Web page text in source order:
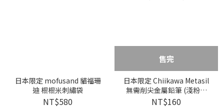
日本限定 mofusand 貓福珊
迪 榻榻米刺繡袋
NT$580
售完
日本限定 Chiikawa Metasil
無需削尖金屬鉛筆 (淺粉紅
色)
NT$160